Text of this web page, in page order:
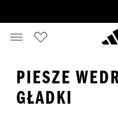
PIESZE
GŁADKI